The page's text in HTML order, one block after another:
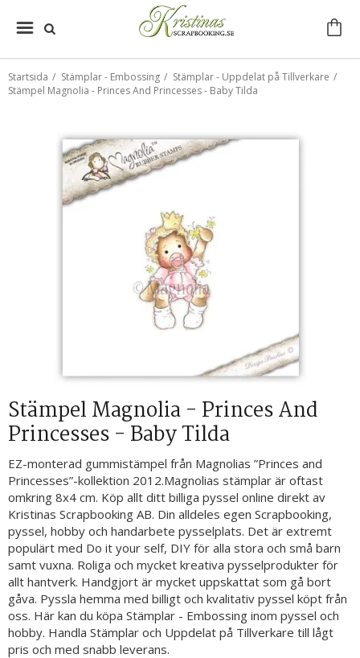
Startsida / Stämplar - Embossing / Stämplar - Uppdelat på Tillverkare /
Stämpel Magnolia - Princes And Princesses - Baby Tilda
Stämpel Magnolia - Princes And
Princesses - Baby Tilda
EZ-monterad gummistämpel från Magnolias ”Princes and
Princesses”-kollektion 2012.Magnolias stämplar är oftast
omkring 8x4 cm. Köp allt ditt billiga pyssel online direkt av
Kristinas Scrapbooking AB. Din alldeles egen Scrapbooking,
pyssel, hobby och handarbete pysselplats. Det är extremt
populärt med Do it your self, DIY för alla stora och små barn
samt vuxna. Roliga och mycket kreativa pysselprodukter för
allt hantverk. Handgjort är mycket uppskattat som gå bort
gåva. Pyssla hemma med billigt och kvalitativ pyssel köpt från
oss. Här kan du köpa Stämplar - Embossing inom pyssel och
hobby. Handla Stämplar och Uppdelat på Tillverkare till lågt
pris och med snabb leverans.